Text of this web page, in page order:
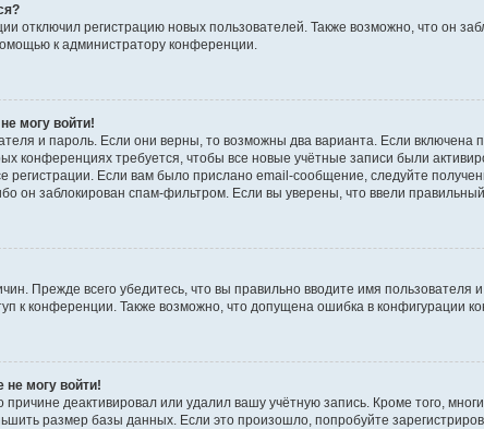
отключил регистрацию новых пользователей. Также возможно, что он
к администратору конференции.
могу войти!
и пароль. Если они верны, то возможны два варианта. Если включена
конференциях требуется, чтобы все новые учётные записи были
регистрации. Если вам было прислано email-сообщение, следуйте
он заблокирован спам-фильтром. Если вы уверены, что ввели
Прежде всего убедитесь, что вы правильно вводите имя
к конференции. Также возможно, что допущена ошибка в конфигурации
не могу войти!
деактивировал или удалил вашу учётную запись. Кроме того,
размер базы данных. Если это произошло, попробуйте